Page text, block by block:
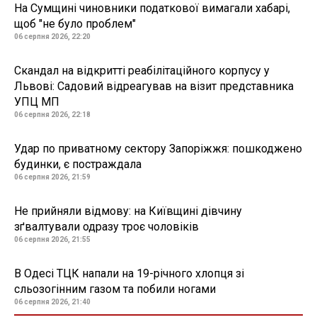
На Сумщині чиновники податкової вимагали хабарі,
щоб "не було проблем"
06 серпня 2026, 22:20
Скандал на відкритті реабілітаційного корпусу у
Львові: Садовий відреагував на візит представника
УПЦ МП
06 серпня 2026, 22:18
Удар по приватному сектору Запоріжжя: пошкоджено
будинки, є постраждала
06 серпня 2026, 21:59
Не прийняли відмову: на Київщині дівчину
зґвалтували одразу троє чоловіків
06 серпня 2026, 21:55
В Одесі ТЦК напали на 19-річного хлопця зі
сльозогінним газом та побили ногами
06 серпня 2026, 21:40